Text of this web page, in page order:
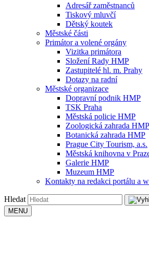
Adresář zaměstnanců
Tiskový mluvčí
Dětský koutek
Městské části
Primátor a volené orgány
Vizitka primátora
Složení Rady HMP
Zastupitelé hl. m. Prahy
Dotazy na radní
Městské organizace
Dopravní podnik HMP
TSK Praha
Městská policie HMP
Zoologická zahrada HMP
Botanická zahrada HMP
Prague City Tourism, a.s.
Městská knihovna v
Galerie HMP
Muzeum HMP
Kontakty na redakci portálu a
Hledat
MENU